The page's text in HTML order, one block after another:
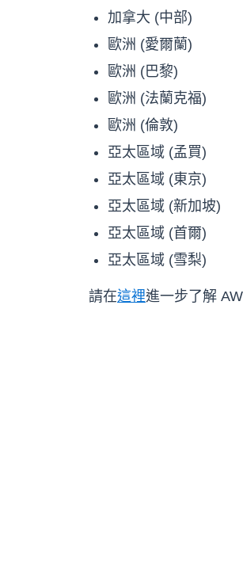
加拿大 (中部)
歐洲 (愛爾蘭)
歐洲 (巴黎)
歐洲 (法蘭克福)
歐洲 (倫敦)
亞太區域 (孟買)
亞太區域 (東京)
亞太區域 (新加坡)
亞太區域 (首爾)
亞太區域 (雪梨)
請在這裡進一步了解